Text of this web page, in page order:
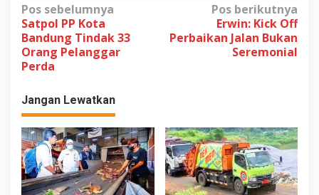
N
a
v
i
g
a
s
i
p
Pos sebelumnya
Satpol PP Kota
Bandung Tindak 33
Orang Pelanggar
Perda
Pos berikutnya
Erwin: Kick Off
Perbaikan Jalan Bukan
Seremonial
Jangan Lewatkan